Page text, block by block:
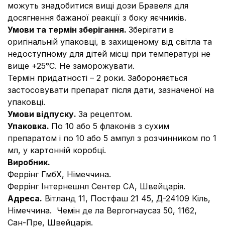
можуть знадобитися вищі дози Бравеля для
досягнення бажаної реакції з боку яєчників.
Умови та термін зберігання. Зберігати в
оригінальній упаковці, в захищеному від світла та
недоступному для дітей місці при температурі не
вище +25°С. Не заморожувати.
Термін придатності – 2 роки. Забороняється
застосовувати препарат після дати, зазначеної на
упаковці.
Умови відпуску. За рецептом.
Упаковка. По 10 або 5 флаконів з сухим
препаратом і по 10 або 5 ампул з розчинником по 1
мл, у картонній коробці.
Виробник.
Феррінг ГмбХ, Німеччина.
Феррінг Інтернешнл Сентер СА, Швейцарія.
Адреса. Вітланд 11, Постфаш 21 45, Д-24109 Кіль,
Німеччина. Чемін де ла Вергогнаусаз 50, 1162,
Сан-Пре, Швейцарія.